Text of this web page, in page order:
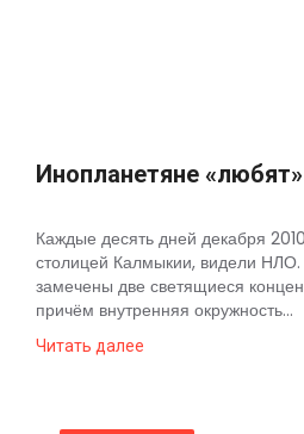
Инопланетяне
Каждые десять дней декабря
столицей Калмыкии, видели
замечены две светящиеся
причём внутренняя окружность...
Читать далее